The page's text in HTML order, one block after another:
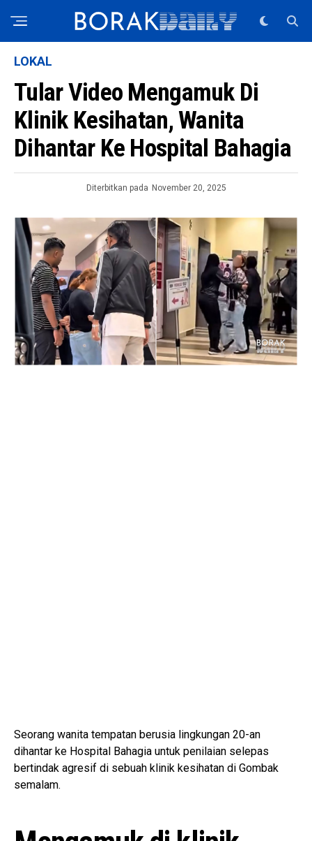
LOKAL
Tular Video Mengamuk Di
Klinik Kesihatan, Wanita
Dihantar Ke Hospital Bahagia
Diterbitkan pada November 20, 2025
Seorang wanita tempatan berusia lingkungan 20-an
dihantar ke Hospital Bahagia untuk penilaian selepas
bertindak agresif di sebuah klinik kesihatan di Gombak
semalam.